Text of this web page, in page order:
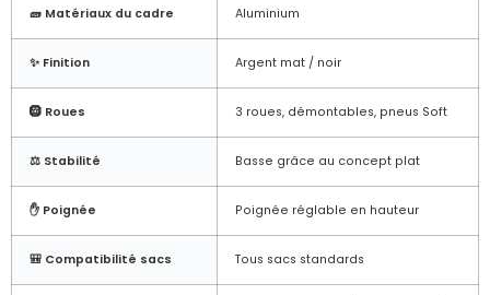
🧱 Matériaux du cadre Aluminium
✨ Finition Argent mat / noir
🛞 Roues 3 roues, démontables, pneus Soft
⚖️ Stabilité Basse grâce au concept plat
✋ Poignée Poignée réglable en hauteur
🎒 Compatibilité sacs Tous sacs standards